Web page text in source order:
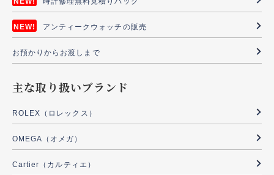
アンティークウォッチの販売
お預かりからお渡しまで
主な取り扱いブランド
ROLEX（ロレックス）
OMEGA（オメガ）
Cartier（カルティエ）